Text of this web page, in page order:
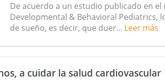
De acuerdo a un estudio publicado en
Developmental & Behavioral Pediatrics,
de sueño, es decir, que duer... Leer más
a cuidar la salud cardiovascular